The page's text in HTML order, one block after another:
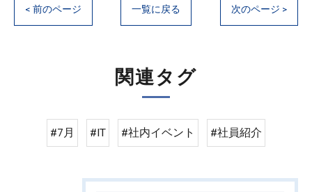
< 前のページ 一覧に戻る 次のページ >
関連タグ
#7月 #IT #社内イベント #社員紹介